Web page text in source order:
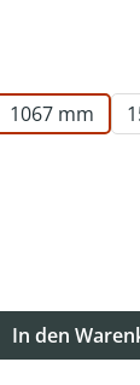
1067 mm
Gib den
In den